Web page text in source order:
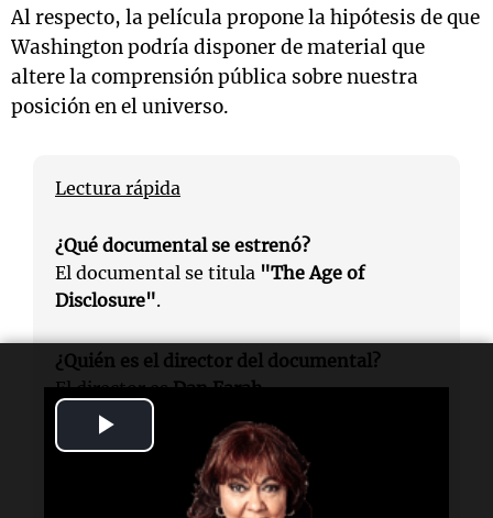
Video
Al respecto, la película propone la hipótesis de que
Washington podría disponer de material que
altere la comprensión pública sobre nuestra
posición en el universo.
Lectura rápida
¿Qué documental se estrenó?
El documental se titula "The Age of
Disclosure".
¿Quién es el director del documental?
El director esDan Farah.
¿Qué afirma el documental sobre Trump?
El documental sugiere que Donald Trump
podría estar dispuesto a revelar